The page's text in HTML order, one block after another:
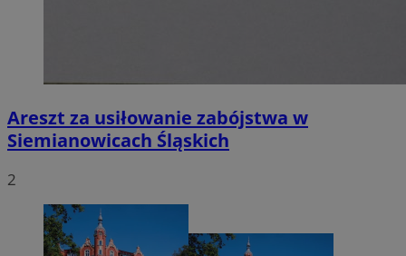
Areszt za usiłowanie zabójstwa w
Siemianowicach Śląskich
2